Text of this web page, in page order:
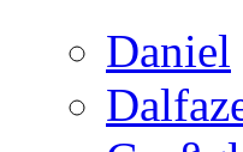
Daniel